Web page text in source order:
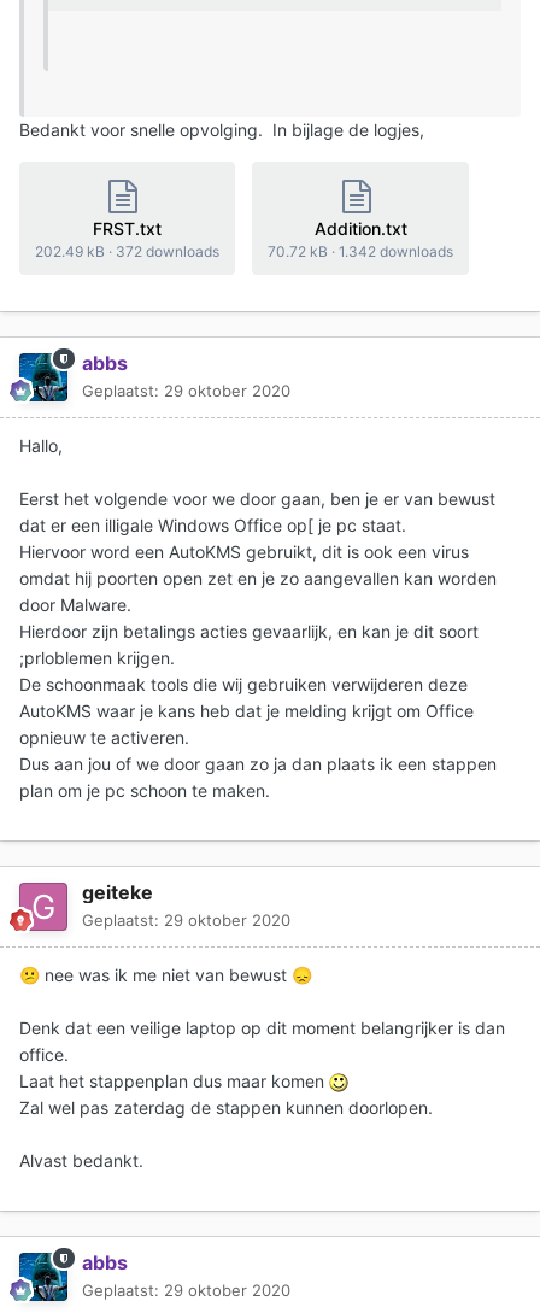
Bedankt voor snelle opvolging. In bijlage de logjes,
FRST.txt
202.49 kB · 372 downloads
Addition.txt
70.72 kB · 1.342 downloads
abbs
Geplaatst: 29 oktober 2020
Hallo,
Eerst het volgende voor we door gaan, ben je er van bewust
dat er een illigale Windows Office op[ je pc staat.
Hiervoor word een AutoKMS gebruikt, dit is ook een virus
omdat hij poorten open zet en je zo aangevallen kan worden
door Malware.
Hierdoor zijn betalings acties gevaarlijk, en kan je dit soort
;prloblemen krijgen.
De schoonmaak tools die wij gebruiken verwijderen deze
AutoKMS waar je kans heb dat je melding krijgt om Office
opnieuw te activeren.
Dus aan jou of we door gaan zo ja dan plaats ik een stappen
plan om je pc schoon te maken.
geiteke
Geplaatst: 29 oktober 2020
😕 nee was ik me niet van bewust 😞
Denk dat een veilige laptop op dit moment belangrijker is dan
office.
Laat het stappenplan dus maar komen
Zal wel pas zaterdag de stappen kunnen doorlopen.
Alvast bedankt.
abbs
Geplaatst: 29 oktober 2020